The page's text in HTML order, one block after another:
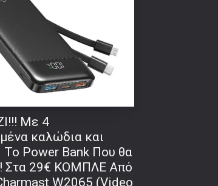
Με 4
καλώδια και
Το Power Bank Που θα
Στα 29€ ΚΟΜΠΛΕ Από
W2065 (Video